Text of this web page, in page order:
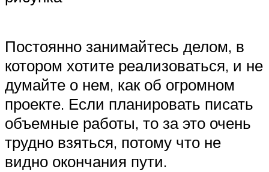
Постоянно занимайтесь делом, в
котором хотите реализоваться, и не
думайте о нем, как об огромном
проекте. Если планировать писать
объемные работы, то за это очень
трудно взяться, потому что не
видно окончания пути.